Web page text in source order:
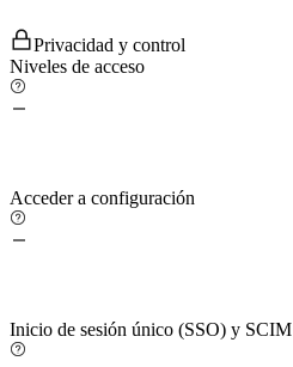
Privacidad y control
Niveles de acceso
Acceder a configuración
Inicio de sesión único (SSO) y SCIM